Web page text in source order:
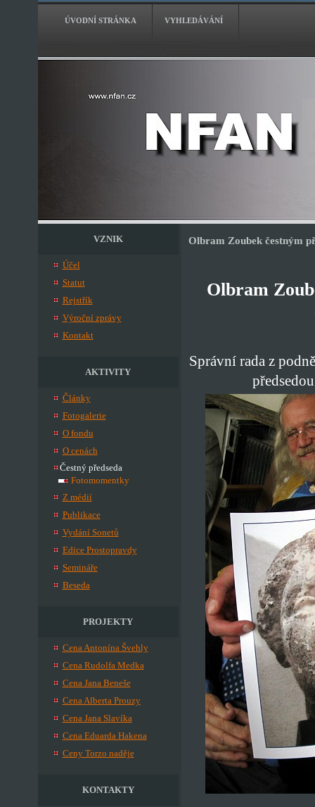
ÚVODNÍ STRÁNKA VYHLEDÁVÁNÍ
VZNIK
Účel
Statut
Rejstřík
Výroční zprávy
Kontakt
AKTIVITY
Články
Fotogalerie
O fondu
O cenách
Čestný předseda
Fotomomentky
Z médií
Publikace
Vydání Sonetů
Edice Prostopravdy
Semináře
Beseda
PROJEKTY
Cena Antonína Švehly
Cena Rudolfa Medka
Cena Jana Beneše
Cena Alberta Prouzy
Cena Jana Slavíka
Cena Eduarda Hakena
Ceny Torzo naděje
KONTAKTY
Olbram Zoubek čestným
Olbram
Správní rada z